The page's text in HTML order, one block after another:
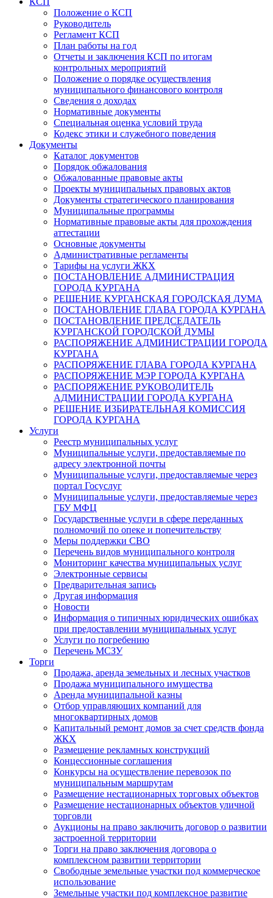
Положение о КСП
Руководитель
Регламент КСП
План работы на год
Отчеты и заключения КСП по итогам
контрольных мероприятий
Положение о порядке осуществления
муниципального финансового контроля
Сведения о доходах
Нормативные документы
Специальная оценка условий труда
Кодекс этики и служебного поведения
Документы
Каталог документов
Порядок обжалования
Обжалованные правовые акты
Проекты муниципальных правовых актов
Документы стратегического планирования
Муниципальные программы
Нормативные правовые акты для прохождения
аттестации
Основные документы
Административные регламенты
Тарифы на услуги ЖКХ
ПОСТАНОВЛЕНИЕ АДМИНИСТРАЦИЯ
ГОРОДА КУРГАНА
РЕШЕНИЕ КУРГАНСКАЯ ГОРОДСКАЯ ДУМА
ПОСТАНОВЛЕНИЕ ГЛАВА ГОРОДА КУРГАНА
ПОСТАНОВЛЕНИЕ ПРЕДСЕДАТЕЛЬ
КУРГАНСКОЙ ГОРОДСКОЙ ДУМЫ
РАСПОРЯЖЕНИЕ АДМИНИСТРАЦИИ ГОРОДА
КУРГАНА
РАСПОРЯЖЕНИЕ ГЛАВА ГОРОДА КУРГАНА
РАСПОРЯЖЕНИЕ МЭР ГОРОДА КУРГАНА
РАСПОРЯЖЕНИЕ РУКОВОДИТЕЛЬ
АДМИНИСТРАЦИИ ГОРОДА КУРГАНА
РЕШЕНИЕ ИЗБИРАТЕЛЬНАЯ КОМИССИЯ
ГОРОДА КУРГАНА
Услуги
Реестр муниципальных услуг
Муниципальные услуги, предоставляемые по
адресу электронной почты
Муниципальные услуги, предоставляемые через
портал Госуслуг
Муниципальные услуги, предоставляемые через
ГБУ МФЦ
Государственные услуги в сфере переданных
полномочий по опеке и попечительству
Меры поддержки СВО
Перечень видов муниципального контроля
Мониторинг качества муниципальных услуг
Электронные сервисы
Предварительная запись
Другая информация
Новости
Информация о типичных юридических ошибках
при предоставлении муниципальных услуг
Услуги по погребению
Перечень МСЗУ
Торги
Продажа, аренда земельных и лесных участков
Продажа муниципального имущества
Аренда муниципальной казны
Отбор управляющих компаний для
многоквартирных домов
Капитальный ремонт домов за счет средств фонда
ЖКХ
Размещение рекламных конструкций
Концессионные соглашения
Конкурсы на осуществление перевозок по
муниципальным маршрутам
Размещение нестационарных торговых объектов
Размещение нестационарных объектов уличной
торговли
Аукционы на право заключить договор о развитии
застроенной территории
Торги на право заключения договора о
комплексном развитии территории
Свободные земельные участки под коммерческое
использование
Земельные участки под комплексное развитие